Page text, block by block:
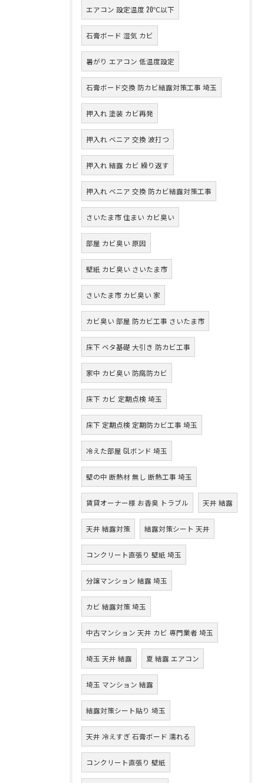
エアコン 設定温度 20℃以下
石膏ボード 湿気 カビ
暑がり エアコン 低温度設定
石膏ボード交換 防カビ結露対策工事 埼玉
押入れ 塗装 カビ再発
押入れ ベニア 交換 波打つ
押入れ 結露 カビ 繰り返す
押入れ ベニア 交換 防カビ結露対策工事
さいたま市 住まい カビ臭い
部屋 カビ臭い 原因
壁紙 カビ臭い さいたま市
さいたま市 カビ臭い 家
カビ臭い 部屋 防カビ工事 さいたま市
床下 ベタ基礎 大引き 防カビ工事
家中 カビ臭い 防腐防カビ
床下 カビ 定期点検 埼玉
床下 定期点検 定期防カビ工事 埼玉
冷えた部屋 GLボンド 埼玉
壁の中 断熱材 無し 断熱工事 埼玉
賃貸オーナー様 お香臭 トラブル 天井 結露
天井 結露対策 結露対策シート 天井
コンクリート直張り 壁紙 埼玉
分譲マンション 結露 埼玉
カビ 結露対策 埼玉
中古マンション 天井 カビ 専門業者 埼玉
埼玉 天井 結露 夏 結露 エアコン
埼玉 マンション 結露
結露対策シート貼り 埼玉
天井 冷えすぎ 石膏ボード 濡れる
コンクリート直張り 壁紙